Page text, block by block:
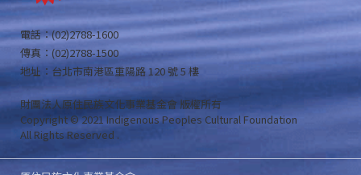
電話：(02)2788-1600
傳真：(02)2788-1500
地址：台北市南港區重陽路 120 號 5 樓
財團法人原住民族文化事業基金會 版權所有
Copyright © 2021 Indigenous Peoples Cultural Foundation
All Rights Reserved .